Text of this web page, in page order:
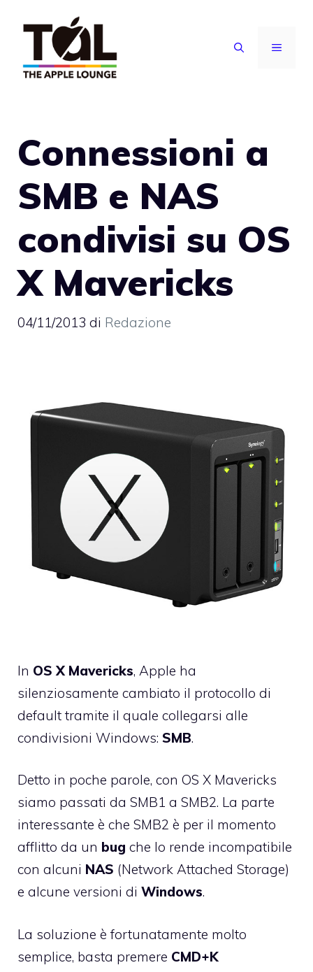
contenuto
MENU
Connessioni a
SMB e NAS
condivisi su OS
X Mavericks
04/11/2013 di Redazione
In OS X Mavericks, Apple ha
silenziosamente cambiato il protocollo di
default tramite il quale collegarsi alle
condivisioni Windows: SMB.
Detto in poche parole, con OS X Mavericks
siamo passati da SMB1 a SMB2. La parte
interessante è che SMB2 è per il momento
afflitto da un bug che lo rende incompatibile
con alcuni NAS (Network Attached Storage)
e alcune versioni di Windows.
La soluzione è fortunatamente molto
semplice, basta premere CMD+K